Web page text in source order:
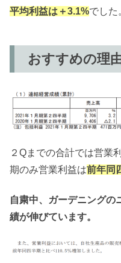
平均利益は＋3.1%でした
おすすめの理
２Qまでの合計では営業
期のみ営業利益は前年同
自粛中、ガーデニングの
績が伸びています。